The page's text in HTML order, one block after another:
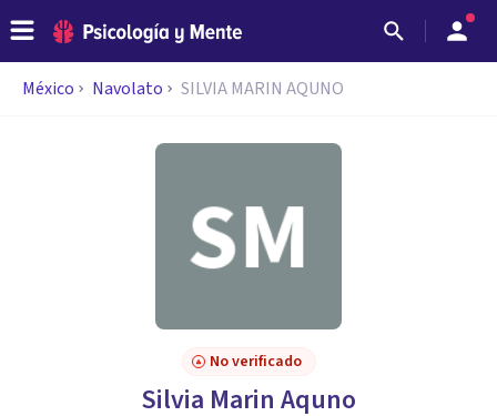
México Navolato SILVIA MARIN AQUNO
No verificado
Silvia Marin Aquno